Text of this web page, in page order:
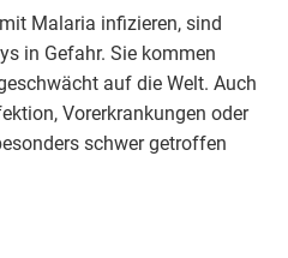
Malaria infizieren, sind
in Gefahr. Sie kommen
auf die Welt. Auch
Vorerkrankungen oder
schwer getroffen